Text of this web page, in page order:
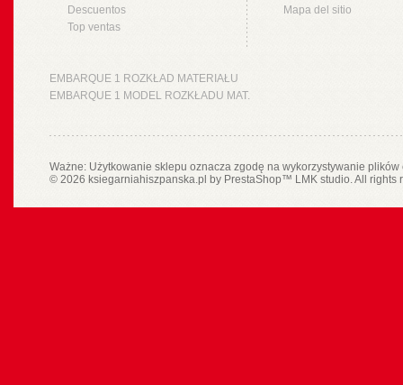
Descuentos
Top ventas
Mapa del sitio
EMBARQUE 1 ROZKŁAD MATERIAŁU
EMBARQUE 1 MODEL ROZKŁADU MAT.
Ważne: Użytkowanie sklepu oznacza zgodę na wykorzystywanie
© 2026 ksiegarniahiszpanska.pl by PrestaShop™ LMK studio. All rights